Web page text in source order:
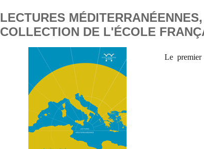
LECTURES
COLLECTION DE L'ÉCOLE
Le